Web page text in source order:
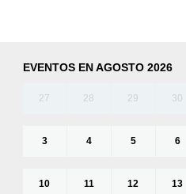
EVENTOS EN AGOSTO 2026
27 28 29 30
3 4 5 6
10 11 12 13